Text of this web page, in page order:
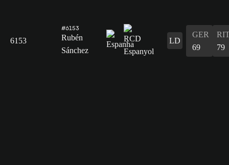
6153
#6153
Rubén
Sánchez
LD
GER
69
79